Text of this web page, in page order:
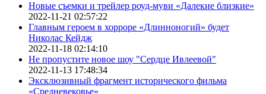
Новые съемки и трейлер роуд-муви «Далекие близкие»
2022-11-21 02:57:22
Главным героем в хорроре «Длинноногий» будет
Николас Кейдж
2022-11-18 02:14:10
Не пропустите новое шоу "Сердце Ивлеевой"
2022-11-13 17:48:34
Эксклюзивный фрагмент исторического фильма
«Средневековье»